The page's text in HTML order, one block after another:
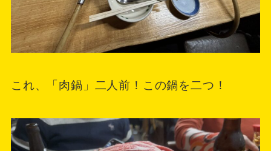
これ、「肉鍋」二人前！この鍋を二つ！